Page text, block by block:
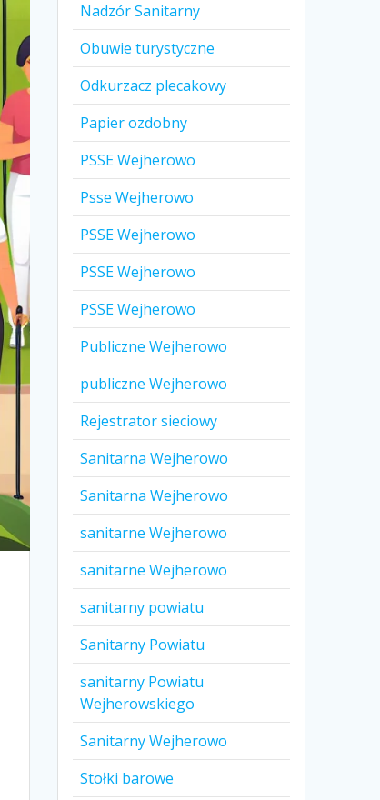
Nadzór Sanitarny
Obuwie turystyczne
Odkurzacz plecakowy
Papier ozdobny
PSSE Wejherowo
Psse Wejherowo
PSSE Wejherowo
PSSE Wejherowo
PSSE Wejherowo
Publiczne Wejherowo
publiczne Wejherowo
Rejestrator sieciowy
Sanitarna Wejherowo
Sanitarna Wejherowo
sanitarne Wejherowo
sanitarne Wejherowo
sanitarny powiatu
Sanitarny Powiatu
sanitarny Powiatu
Wejherowskiego
Sanitarny Wejherowo
Stołki barowe